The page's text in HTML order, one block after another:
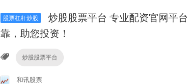
股票杠杆炒股
炒股股票平台 专业配资官网平
靠，助您投资！
炒股股票平台
和讯股票